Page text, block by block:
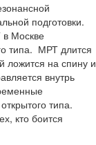
подготовки.
Москве
типа. МРТ длится
ложится на спину и
внутрь
типа.
кто боится